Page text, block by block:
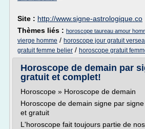
Site : http://www.signe-astrologique.co
Thèmes liés : horoscope taureau amour
vierge homme / horoscope jour gratuit
gratuit femme belier / horoscope gratuit
Horoscope de demain par
gratuit et complet!
Horoscope » Horoscope de demain
Horoscope de demain signe par
et gratuit
L'horoscope fait toujours partie de